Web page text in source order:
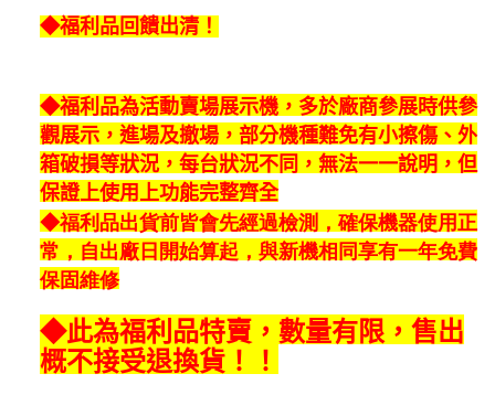
【注意事項】
２．關於個人資料處理事宜，請瀏覽以下網址：
https://aftee.tw/terms/#terms3
３．未成年的使用者請事先徵得法定代理人或監護人之同意方可使用
「AFTEE先享後付」，若未經同意申辦者引起之損失，本公司不負相關責
任。
４．使用「AFTEE先享後付」時，將依據個別帳號之用戶狀況，依本公司即
時審查核予不同之上限額度；若仍有額度不足之情形，本公司將視審查結果
請求用戶進行身份認證。
５．嚴禁一人註冊多個帳號或使用他人資訊註冊。若發現惡意使用之情形，
恩沛科技股份有限公司將有權停止該用戶之使用額度並採取法律行動。
◆福利品回饋出清！
◆福利品為活動賣場展示機，多於廠商參展時供參
觀展示，進場及撤場，部分機種難免有小擦傷、外
箱破損等狀況，每台狀況不同，無法一一說明，但
保證上使用上功能完整齊全
◆福利品出貨前皆會先經過檢測，確保機器使用正
常，自出廠日開始算起，與新機相同享有一年免費
保固維修
◆此為福利品特賣，數量有限，售出
概不接受退換貨！！